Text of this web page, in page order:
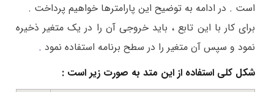
است . در ادامه به توضیح این پارامترها خواهیم پرداخت .
برای کار با این تابع ، باید خروجی آن را در یک متغیر ذخیره
نمود و سپس آن متغیر را در سطح برنامه استفاده نمود .
شکل کلی استفاده از این متد به صورت زیر است :